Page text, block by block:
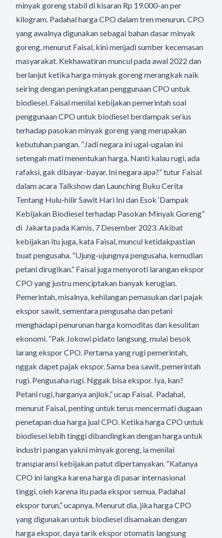
minyak goreng stabil di kisaran Rp 19.000-an per
kilogram. Padahal harga CPO dalam tren menurun. CPO
yang awalnya digunakan sebagai bahan dasar minyak
goreng, menurut Faisal, kini menjadi sumber kecemasan
masyarakat. Kekhawatiran muncul pada awal 2022 dan
berlanjut ketika harga minyak goreng merangkak naik
seiring dengan peningkatan penggunaan CPO untuk
biodiesel. Faisal menilai kebijakan pemerintah soal
penggunaan CPO untuk biodiesel berdampak serius
terhadap pasokan minyak goreng yang merupakan
kebutuhan pangan. “Jadi negara ini ugal-ugalan ini
setengah mati menentukan harga. Nanti kalau rugi, ada
rafaksi, gak dibayar-bayar. Ini negara apa?” tutur Faisal
dalam acara Talkshow dan Launching Buku Cerita
Tentang Hulu-hilir Sawit Hari Ini dan Esok ‘Dampak
Kebijakan Biodiesel terhadap Pasokan Minyak Goreng”
di Jakarta pada Kamis, 7 Desember 2023. Akibat
kebijakan itu juga, kata Faisal, muncul ketidakpastian
buat pengusaha. “Ujung-ujungnya pengusaha, kemudian
petani dirugikan.” Faisal juga menyoroti larangan ekspor
CPO yang justru menciptakan banyak kerugian.
Pemerintah, misalnya, kehilangan pemasukan dari pajak
ekspor sawit, sementara pengusaha dan petani
menghadapi penurunan harga komoditas dan kesulitan
ekonomi. “Pak Jokowi pidato langsung, mulai besok
larang ekspor CPO. Pertama yang rugi pemerintah,
nggak dapet pajak ekspor. Sama bea sawit, pemerintah
rugi. Pengusaha rugi. Nggak bisa ekspor. Iya, kan?
Petani rugi, harganya anjlok,” ucap Faisal. Padahal,
menurut Faisal, penting untuk terus mencermati dugaan
penetapan dua harga jual CPO. Ketika harga CPO untuk
biodiesel lebih tinggi dibandingkan dengan harga untuk
industri pangan yakni minyak goreng, ia menilai
transparansi kebijakan patut dipertanyakan. “Katanya
CPO ini langka karena harga di pasar internasional
tinggi, oleh karena itu pada ekspor semua. Padahal
ekspor turun,” ucapnya. Menurut dia, jika harga CPO
yang digunakan untuk biodiesel disamakan dengan
harga ekspor, daya tarik ekspor otomatis langsung